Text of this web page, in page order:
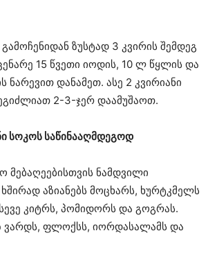
ზუსტად 3 კვირის შემდეგ
15 წვეთი იოდის, 10 ლ წყლის და
ნარევით დანამეთ. ასე 2 კვირიანი
2-3-ჯერ დაამუშაოთ.
სოკოს საწინააღმდეგოდ
მებაღეებისთვის ნამდვილი
აზიანებს მოცხარს, ხურტკმელს
კიტრს, პომიდორს და გოგრას.
ვარდს, ფლოქსს, იორდასალამს და